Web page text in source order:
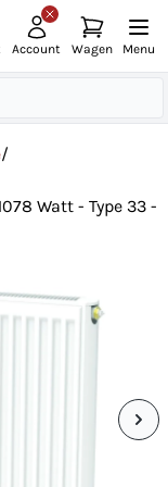
Account Wagen Menu
/
Watt - Type 33 -